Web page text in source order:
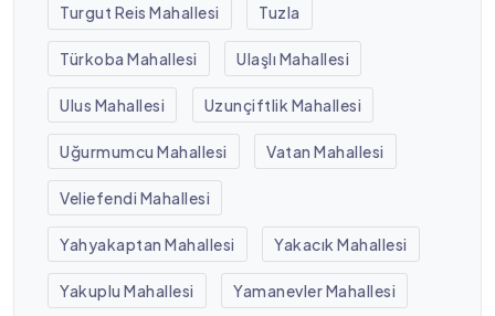
Turgut Reis Mahallesi Tuzla
Türkoba Mahallesi Ulaşlı Mahallesi
Ulus Mahallesi Uzunçiftlik Mahallesi
Uğurmumcu Mahallesi Vatan Mahallesi
Veliefendi Mahallesi
Yahyakaptan Mahallesi Yakacık Mahallesi
Yakuplu Mahallesi Yamanevler Mahallesi